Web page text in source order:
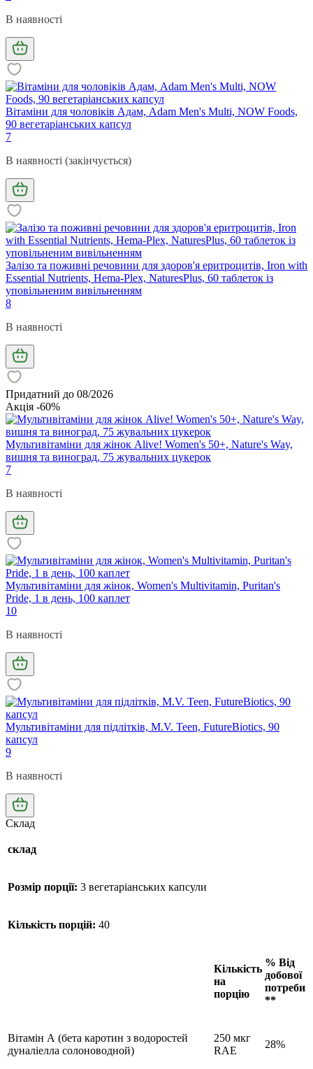
В наявності
Вітаміни для чоловіків Адам, Adam Men's Multi, NOW Foods,
90 вегетаріанських капсул
7
В наявності (закінчується)
Залізо та поживні речовини для здоров'я еритроцитів, Iron with
Essential Nutrients, Hema-Plex, NaturesPlus, 60 таблеток із
уповільненим вивільненням
8
В наявності
Придатний до 08/2026
Акція -60%
Мультивітаміни для жінок Alive! Women's 50+, Nature's Way,
вишня та виноград, 75 жувальних цукерок
7
В наявності
Мультивітаміни для жінок, Women's Multivitamin, Puritan's
Pride, 1 в день, 100 каплет
10
В наявності
Мультивітаміни для підлітків, M.V. Teen, FutureBiotics, 90
капсул
9
В наявності
Склад
склад
Розмір порції: 3 вегетаріанських капсули
Кількість порцій: 40
Кількість
на
порцію
% Від
добової
потреби
**
Вітамін А (бета каротин з водоростей
дуналіелла солоноводной)
250 мкг
RAE
28%